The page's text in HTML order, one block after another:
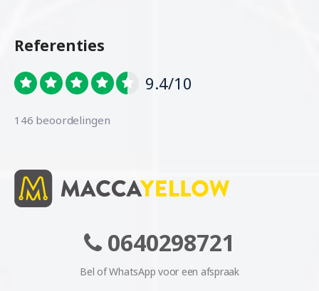
Referenties
9.4/10
146 beoordelingen
0640298721
Bel of WhatsApp voor een afspraak